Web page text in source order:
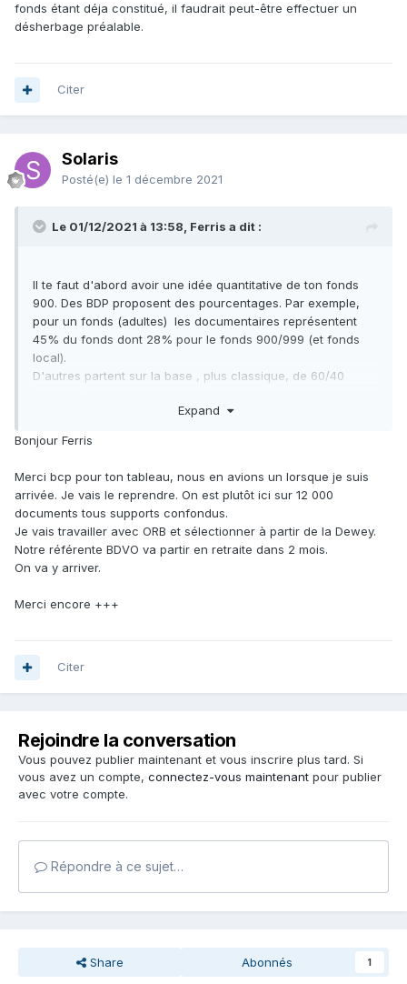
fonds étant déja constitué, il faudrait peut-être effectuer un
désherbage préalable.
Citer
Solaris
Posté(e) le 1 décembre 2021
Le 01/12/2021 à 13:58, Ferris a dit :
Il te faut d'abord avoir une idée quantitative de ton fonds
900. Des BDP proposent des pourcentages. Par exemple,
pour un fonds (adultes) les documentaires représentent
45% du fonds dont 28% pour le fonds 900/999 (et fonds
local).
D'autres partent sur la base , plus classique, de 60/40
de 45%. Mais globalement on reste dans ces proportions.
constituer il y a quelques années, avec un fonds doc de
6000 ouvrages dont 2700 de documentaires, tu peux
démarrer avec 760 ouvrages en 900/999. (Pas de
multimédia à l'époque). Tu as une grille de ce genre sur la
boite à outils de la BDP de
l'Eurehttps://mediatheque.cg27.fr/index.php?
constitution-dun-fond-de-base&catid=69%3Aboite-a-
Dans tous les cas ta BDP reste ton principal interlocuteur
être effectuer un désherbage préalable.
Expand
Bonjour Ferris
Merci bcp pour ton tableau, nous en avions un lorsque je suis
arrivée. Je vais le reprendre. On est plutôt ici sur 12 000
documents tous supports confondus.
Je vais travailler avec ORB et sélectionner à partir de la Dewey.
Notre référente BDVO va partir en retraite dans 2 mois.
On va y arriver.
Merci encore +++
Citer
Rejoindre la conversation
Vous pouvez publier maintenant et vous inscrire plus tard. Si
vous avez un compte, connectez-vous maintenant pour publier
avec votre compte.
Répondre à ce sujet…
Share Abonnés 1